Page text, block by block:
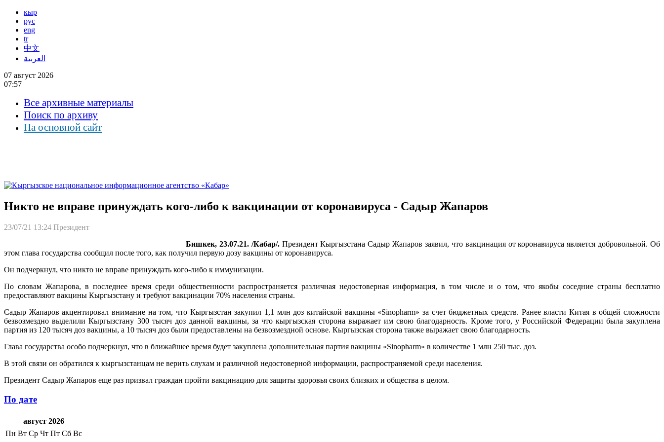
кыр
рус
eng
tr
中文
العربية
07 август 2026
07:57
Все архивные материалы
Поиск по архиву
На основной сайт
Никто не вправе принуждать кого-либо к вакцинации от коронавируса - Садыр Жапаров
23/07/21 13:24 Президент
Бишкек, 23.07.21. /Кабар/.Президент Кыргызстана Садыр Жапаров заявил, что вакцинация от коронавируса является добровольной. Об
этом глава государства сообщил после того, как получил первую дозу вакцины от коронавируса.
Он подчеркнул, что никто не вправе принуждать кого-либо к иммунизации.
По словам Жапарова, в последнее время среди общественности распространяется различная недостоверная информация, в том числе и о том, что якобы соседние страны бесплатно
предоставляют вакцины Кыргызстану и требуют вакцинации 70% населения страны.
Садыр Жапаров акцентировал внимание на том, что Кыргызстан закупил 1,1 млн доз китайской вакцины «Sinopharm» за счет бюджетных средств. Ранее власти Китая в общей сложности
безвозмездно выделили Кыргызстану 300 тысяч доз данной вакцины, за что кыргызская сторона выражает им свою благодарность. Кроме того, у Российской Федерации была закуплена
партия из 120 тысяч доз вакцины, а 10 тысяч доз были предоставлены на безвозмездной основе. Кыргызская сторона также выражает свою благодарность.
Глава государства особо подчеркнул, что в ближайшее время будет закуплена дополнительная партия вакцины «Sinopharm» в количестве 1 млн 250 тыс. доз.
В этой связи он обратился к кыргызстанцам не верить слухам и различной недостоверной информации, распространяемой среди населения.
Президент Садыр Жапаров еще раз призвал граждан пройти вакцинацию для защиты здоровья своих близких и общества в целом.
По дате
август 2026
Пн Вт Ср Чт Пт Сб Вс